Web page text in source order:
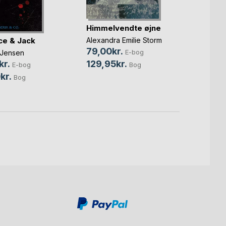
& Jack
E-bog
Bog
Himmelvendte øjne
Alexandra Emilie Storm
79,00kr. E-bog
129,95kr. Bog